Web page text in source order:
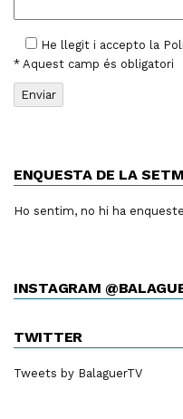
He llegit i accepto la
* Aquest camp és obligatori
ENQUESTA DE LA
Ho sentim, no hi ha
INSTAGRAM
TWITTER
Tweets by BalaguerTV